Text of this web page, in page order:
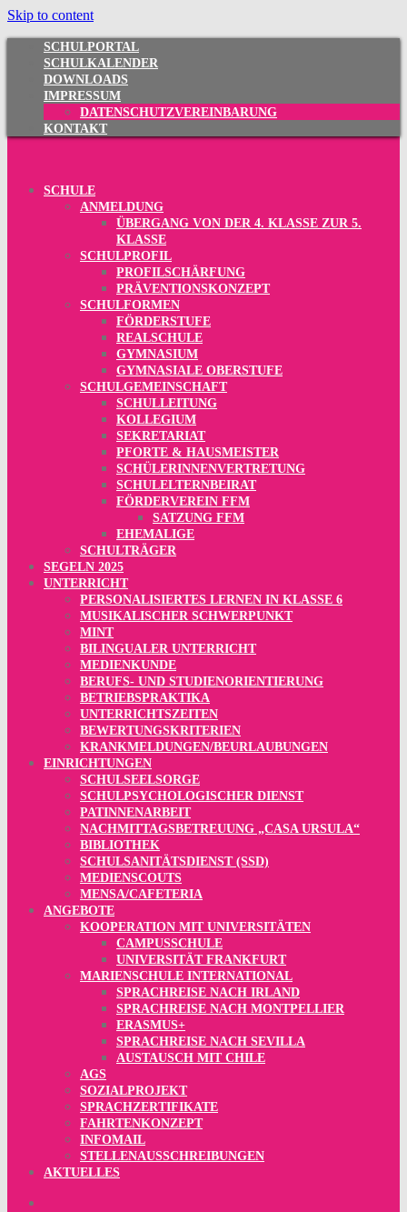
Skip to content
SCHULPORTAL
SCHULKALENDER
DOWNLOADS
IMPRESSUM
DATENSCHUTZVEREINBARUNG
KONTAKT
SCHULE
ANMELDUNG
ÜBERGANG VON DER 4. KLASSE ZUR 5.
KLASSE
SCHULPROFIL
PROFILSCHÄRFUNG
PRÄVENTIONSKONZEPT
SCHULFORMEN
FÖRDERSTUFE
REALSCHULE
GYMNASIUM
GYMNASIALE OBERSTUFE
SCHULGEMEINSCHAFT
SCHULLEITUNG
KOLLEGIUM
SEKRETARIAT
PFORTE & HAUSMEISTER
SCHÜLERINNENVERTRETUNG
SCHULELTERNBEIRAT
FÖRDERVEREIN FFM
SATZUNG FFM
EHEMALIGE
SCHULTRÄGER
SEGELN 2025
UNTERRICHT
PERSONALISIERTES LERNEN IN KLASSE 6
MUSIKALISCHER SCHWERPUNKT
MINT
BILINGUALER UNTERRICHT
MEDIENKUNDE
BERUFS- UND STUDIENORIENTIERUNG
BETRIEBSPRAKTIKA
UNTERRICHTSZEITEN
BEWERTUNGSKRITERIEN
KRANKMELDUNGEN/BEURLAUBUNGEN
EINRICHTUNGEN
SCHULSEELSORGE
SCHULPSYCHOLOGISCHER DIENST
PATINNENARBEIT
NACHMITTAGSBETREUUNG „CASA URSULA“
BIBLIOTHEK
SCHULSANITÄTSDIENST (SSD)
MEDIENSCOUTS
MENSA/CAFETERIA
ANGEBOTE
KOOPERATION MIT UNIVERSITÄTEN
CAMPUSSCHULE
UNIVERSITÄT FRANKFURT
MARIENSCHULE INTERNATIONAL
SPRACHREISE NACH IRLAND
SPRACHREISE NACH MONTPELLIER
ERASMUS+
SPRACHREISE NACH SEVILLA
AUSTAUSCH MIT CHILE
AGS
SOZIALPROJEKT
SPRACHZERTIFIKATE
FAHRTENKONZEPT
INFOMAIL
STELLENAUSSCHREIBUNGEN
AKTUELLES